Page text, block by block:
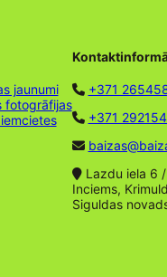
jaunumi
fotogrāfijas
+371
+371
Lazdu iela 6
Inciems,
Siguldas